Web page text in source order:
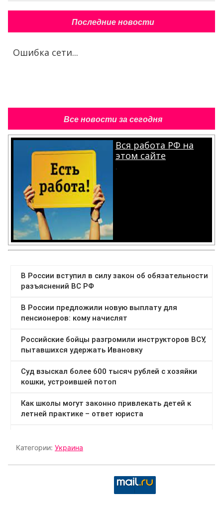
Последние новости
Ошибка сети...
Все новости за сегодня
Вся работа РФ на
этом сайте
.
Категории: Украина